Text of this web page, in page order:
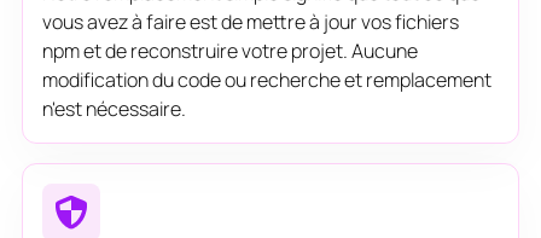
vous avez à faire est de mettre à jour vos fichiers
npm et de reconstruire votre projet. Aucune
modification du code ou recherche et remplacement
n'est nécessaire.